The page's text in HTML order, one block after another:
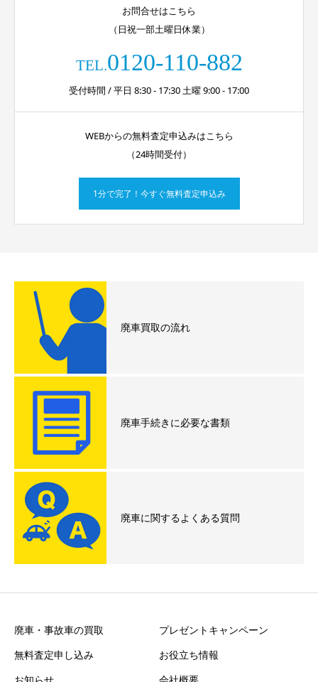
お問合せはこちら
（日祝一部土曜日休業）
TEL.0120-110-882
受付時間 / 平日 8:30 - 17:30 土曜 9:00 - 17:00
WEBからの無料査定申込みはこちら
（24時間受付）
1分で完了！今すぐ無料査定申込み
廃車買取の流れ
廃車手続きに必要な書類
廃車に関するよくある質問
廃車・事故車の買取
プレゼントキャンペーン
無料査定申し込み
お役立ち情報